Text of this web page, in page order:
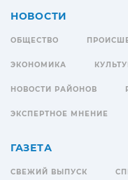
НОВОСТИ
ОБЩЕСТВО
ЭКОНОМИКА
НОВОСТИ РАЙОНОВ
ЭКСПЕРТНОЕ МНЕНИЕ
ГАЗЕТА
СВЕЖИЙ ВЫПУСК